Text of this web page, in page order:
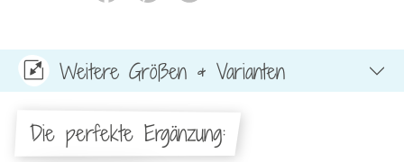
Weitere Größen & Varianten
Die perfekte Ergänzung: